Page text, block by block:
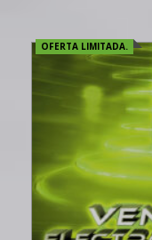
OFERTA LIMITADA.